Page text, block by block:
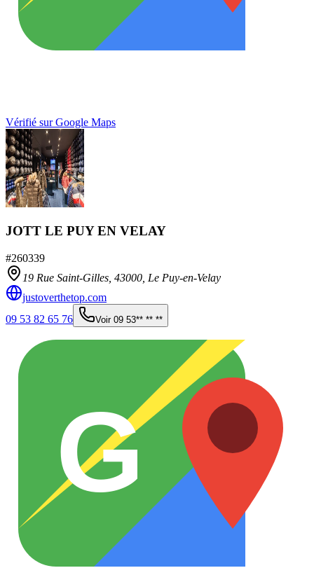
Vérifié sur Google Maps
JOTT LE PUY EN VELAY
#260339
19 Rue Saint-Gilles, 43000 Le Puy-en-Velay
justoverthetop.com
09 53 82 65 76
Voir 09 53** ** **
G